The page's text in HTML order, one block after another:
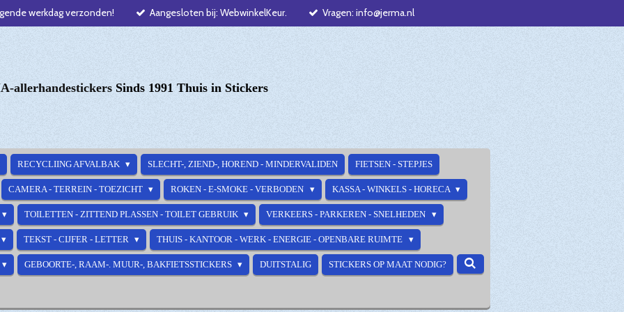
werkdag verzonden! Aangesloten bij: WebwinkelKeur. Vragen: info@jerma.nl
allerhandestickers Sinds 1991 Thuis in Stickers
RECYCLIING AFVALBAK SLECHT-, ZIEND-, HOREND - MINDERVALIDEN FIETSEN - STEPJES
CAMERA - TERREIN - TOEZICHT ROKEN - E-SMOKE - VERBODEN KASSA - WINKELS - HORECA
TOILETTEN - ZITTEND PLASSEN - TOILET GEBRUIK VERKEERS - PARKEREN - SNELHEDEN
TEKST - CIJFER - LETTER THUIS - KANTOOR - WERK - ENERGIE - OPENBARE RUIMTE
GEBOORTE-, RAAM-. MUUR-, BAKFIETSSTICKERS DUITSTALIG STICKERS OP MAAT NODIG?